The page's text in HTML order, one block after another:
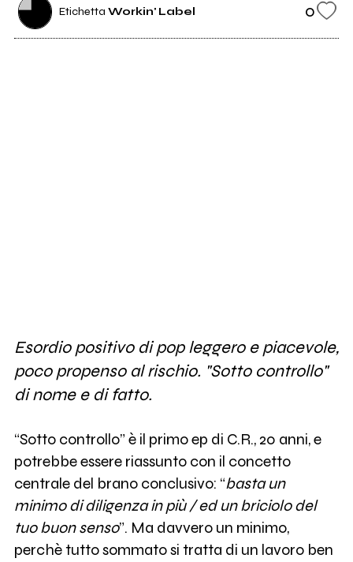
Etichetta Workin' Label 0
Esordio positivo di pop leggero e piacevole,
poco propenso al rischio. "Sotto controllo"
di nome e di fatto.
“Sotto controllo” è il primo ep di C.R., 20 anni, e
potrebbe essere riassunto con il concetto
centrale del brano conclusivo: “basta un
minimo di diligenza in più / ed un briciolo del
tuo buon senso”. Ma davvero un minimo,
perchè tutto sommato si tratta di un lavoro ben